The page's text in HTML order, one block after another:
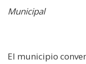
Municipal
El municipio